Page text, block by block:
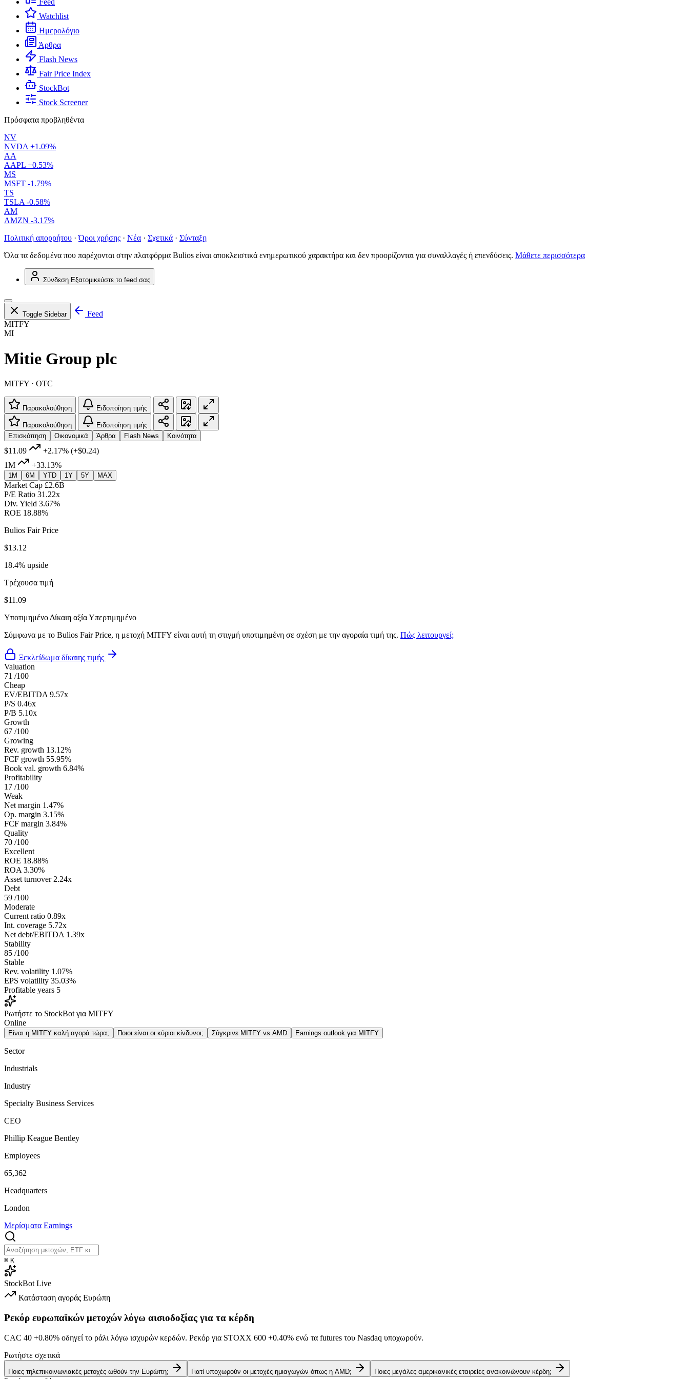
Feed
Watchlist
Ημερολόγιο
Άρθρα
Flash News
Fair Price Index
StockBot
Stock Screener
Πρόσφατα προβληθέντα
NV
NVDA +1.09%
AA
AAPL +0.53%
MS
MSFT -1.79%
TS
TSLA -0.58%
AM
AMZN -3.17%
Πολιτική απορρήτου · Όροι χρήσης · Νέα · Σχετικά · Σύνταξη
Όλα τα δεδομένα που παρέχονται στην πλατφόρμα Bulios είναι αποκλειστικά ενημερωτικού χαρακτήρα και δεν προορίζονται για συναλλαγές ή επενδύσεις. Μάθετε περισσότερα
Σύνδεση Εξατομικεύστε το feed σας
Toggle Sidebar
Feed
MITFY
MI
Mitie Group plc
MITFY · OTC
Παρακολούθηση Ειδοποίηση τιμής
Παρακολούθηση
Ειδοποίηση τιμής
Επισκόπηση
Οικονομικά Άρθρα Flash News Κοινότητα
$11.09 +2.17% (+$0.24)
1M
+33.13%
1M 6M YTD 1Y 5Y MAX
Market Cap £2.6B
P/E Ratio 31.22x
Div. Yield 3.67%
ROE 18.88%
Bulios Fair Price
$13.12
18.4% upside
Τρέχουσα τιμή
$11.09
Υποτιμημένο Δίκαιη αξίαΥπερτιμημένο
Σύμφωνα με το Bulios Fair Price, η μετοχή MITFY είναι αυτή τη στιγμή υποτιμημένη σε σχέση με την αγοραία τιμή της. Πώς λειτουργεί;
Ξεκλείδωμα δίκαιης τιμής
Valuation
71 /100
Cheap
EV/EBITDA 9.57x
P/S 0.46x
P/B 5.10x
Growth
67 /100
Growing
Rev. growth 13.12%
FCF growth 55.95%
Book val. growth 6.84%
Profitability
17 /100
Weak
Net margin 1.47%
Op. margin 3.15%
FCF margin 3.84%
Quality
70 /100
Excellent
ROE 18.88%
ROA 3.30%
Asset turnover 2.24x
Debt
59 /100
Moderate
Current ratio 0.89x
Int. coverage 5.72x
Net debt/EBITDA 1.39x
Stability
85 /100
Stable
Rev. volatility 1.07%
EPS volatility 35.03%
Profitable years 5
Ρωτήστε το StockBot για MITFY
Online
Είναι η MITFY καλή αγορά τώρα; Ποιοι είναι οι κύριοι κίνδυνοι; Σύγκρινε MITFY vs AMD Earnings outlook για MITFY
Sector
Industrials
Industry
Specialty Business Services
CEO
Phillip Keague Bentley
Employees
65,362
Headquarters
London
Μερίσματα Earnings
⌘ K
StockBot Live
Κατάσταση αγοράς Ευρώπη
Ρεκόρ ευρωπαϊκών μετοχών λόγω αισιοδοξίας για τα κέρδη
CAC 40 +0.80% οδηγεί το ράλι λόγω ισχυρών κερδών. Ρεκόρ για STOXX 600 +0.40% ενώ τα futures του Nasdaq υποχωρούν.
Ρωτήστε σχετικά
Ποιες τηλεπικοινωνιακές μετοχές ωθούν την Ευρώπη; Γιατί υποχωρούν οι μετοχές ημιαγωγών όπως η AMD; Ποιες μεγάλες αμερικανικές εταιρείες ανακοινώνουν κέρδη;